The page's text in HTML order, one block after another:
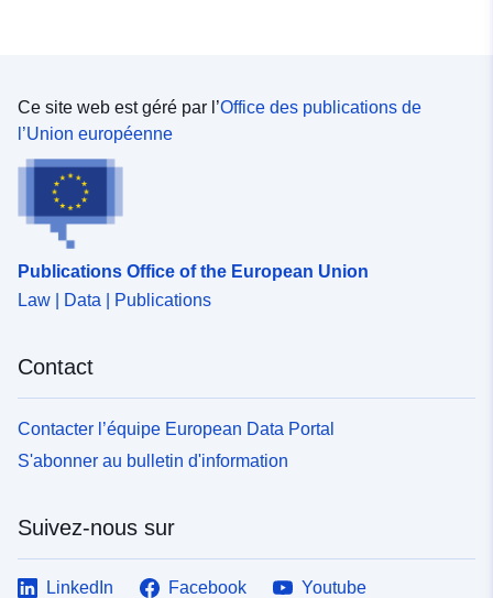
Ce site web est géré par l’Office des publications de
l’Union européenne
Publications Office of the European Union
Law | Data | Publications
Contact
Contacter l’équipe European Data Portal
S'abonner au bulletin d'information
Suivez-nous sur
LinkedIn Facebook
Youtube